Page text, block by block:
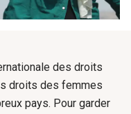
des droits
droits des femmes
pays. Pour garder